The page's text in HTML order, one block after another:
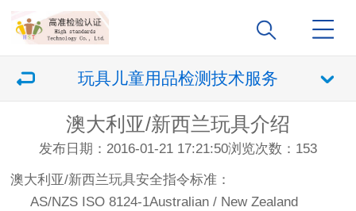
玩具儿童用品检测技术服务
澳大利亚/新西兰玩具介绍
发布日期：2016-01-21 17:21:50浏览次数： 153
澳大利亚/新西兰玩具安全指令标准：
AS/NZS ISO 8124-1Australian / New Zealand